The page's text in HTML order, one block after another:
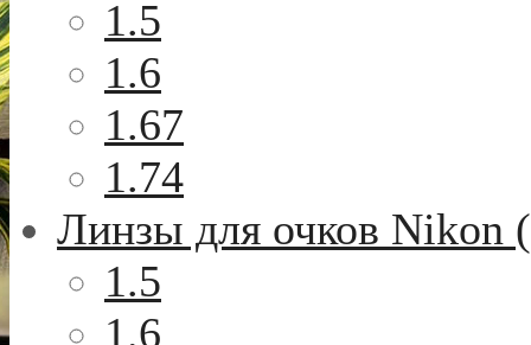
1.5
1.6
1.67
1.74
Линзы для очков Nikon
1.5
1.6